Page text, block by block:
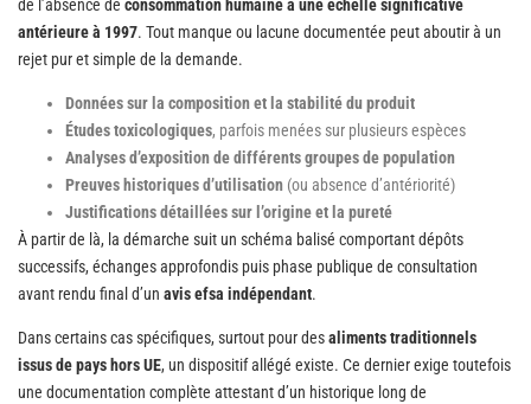
de l’absence de consommation humaine à une échelle significative
antérieure à 1997. Tout manque ou lacune documentée peut aboutir à un
rejet pur et simple de la demande.
Données sur la composition et la stabilité du produit
Études toxicologiques, parfois menées sur plusieurs espèces
Analyses d’exposition de différents groupes de population
Preuves historiques d’utilisation (ou absence d’antériorité)
Justifications détaillées sur l’origine et la pureté
À partir de là, la démarche suit un schéma balisé comportant dépôts
successifs, échanges approfondis puis phase publique de consultation
avant rendu final d’un avis efsa indépendant.
Dans certains cas spécifiques, surtout pour desaliments traditionnels
issus de pays hors UE, un dispositif allégé existe. Ce dernier exige toutefois
une documentation complète attestant d’un historique long de